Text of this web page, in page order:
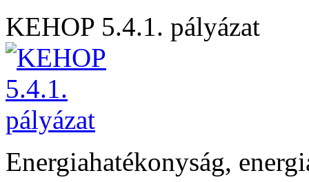
KEHOP 5.4.1. pályázat
Energiahatékonyság,